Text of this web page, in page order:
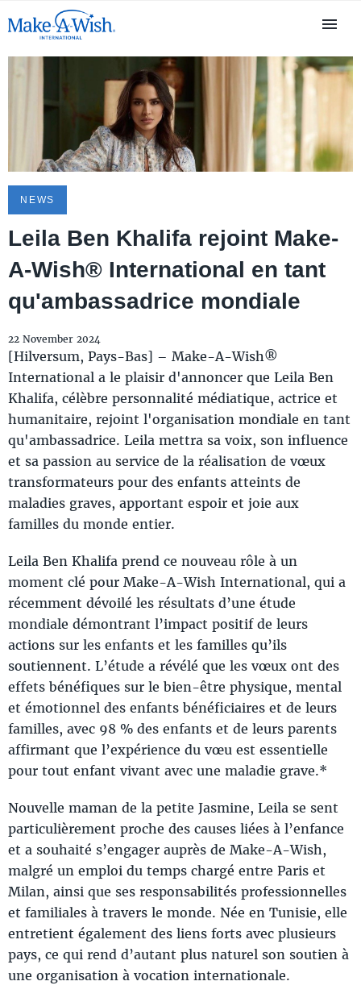
NEWS
Leila Ben Khalifa rejoint Make-
A-Wish® International en tant
qu'ambassadrice mondiale
22 November 2024
[Hilversum, Pays-Bas] – Make-A-Wish®
International a le plaisir d'annoncer que Leila Ben
Khalifa, célèbre personnalité médiatique, actrice et
humanitaire, rejoint l'organisation mondiale en tant
qu'ambassadrice. Leila mettra sa voix, son influence
et sa passion au service de la réalisation de vœux
transformateurs pour des enfants atteints de
maladies graves, apportant espoir et joie aux
familles du monde entier.
Leila Ben Khalifa prend ce nouveau rôle à un
moment clé pour Make-A-Wish International, qui a
récemment dévoilé les résultats d’une étude
mondiale démontrant l’impact positif de leurs
actions sur les enfants et les familles qu’ils
soutiennent. L’étude a révélé que les vœux ont des
effets bénéfiques sur le bien-être physique, mental
et émotionnel des enfants bénéficiaires et de leurs
familles, avec 98 % des enfants et de leurs parents
affirmant que l’expérience du vœu est essentielle
pour tout enfant vivant avec une maladie grave.*
Nouvelle maman de la petite Jasmine, Leila se sent
particulièrement proche des causes liées à l’enfance
et a souhaité s’engager auprès de Make-A-Wish,
malgré un emploi du temps chargé entre Paris et
Milan, ainsi que ses responsabilités professionnelles
et familiales à travers le monde. Née en Tunisie, elle
entretient également des liens forts avec plusieurs
pays, ce qui rend d’autant plus naturel son soutien à
une organisation à vocation internationale.